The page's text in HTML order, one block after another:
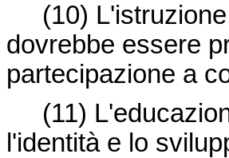
(10)
dovrebbe essere
partecipazione a
(11)
l'identità e lo